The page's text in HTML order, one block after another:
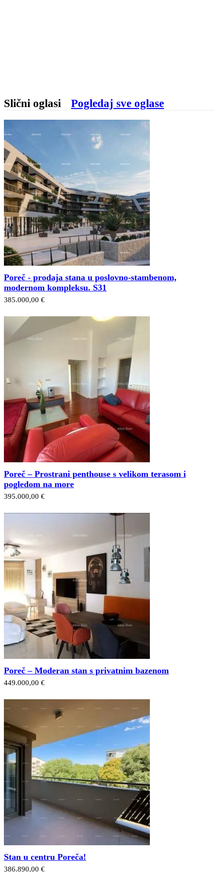
Slični oglasi Pogledaj sve oglase
Poreč - prodaja stana u poslovno-stambenom,
modernom kompleksu. S31
385.000,00 €
Poreč – Prostrani penthouse s velikom terasom i
pogledom na more
395.000,00 €
Poreč – Moderan stan s privatnim bazenom
449.000,00 €
Stan u centru Poreča!
386.890,00 €